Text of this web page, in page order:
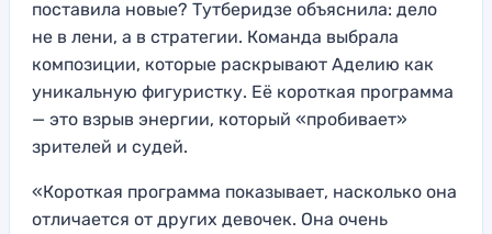
поставила новые? Тутберидзе объяснила: дело
не в лени, а в стратегии. Команда выбрала
композиции, которые раскрывают Аделию как
уникальную фигуристку. Её короткая программа
— это взрыв энергии, который «пробивает»
зрителей и судей.
«Короткая программа показывает, насколько она
отличается от других девочек. Она очень